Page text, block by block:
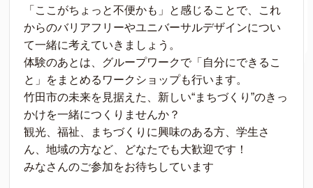
「ここがちょっと不便かも」と感じることで、これ
からのバリアフリーやユニバーサルデザインについ
て一緒に考えていきましょう。
体験のあとは、グループワークで「自分にできるこ
と」をまとめるワークショップも行います。
竹田市の未来を見据えた、新しい“まちづくり”のきっ
かけを一緒につくりませんか？
観光、福祉、まちづくりに興味のある方、学生さ
ん、地域の方など、どなたでも大歓迎です！
みなさんのご参加をお待ちしています